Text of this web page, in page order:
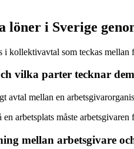
löner i Sverige
i kollektivavtal som teckas mellan
vilka parter tecknar
avtal mellan en
arbetsplats måste
mellan arbetsgivare